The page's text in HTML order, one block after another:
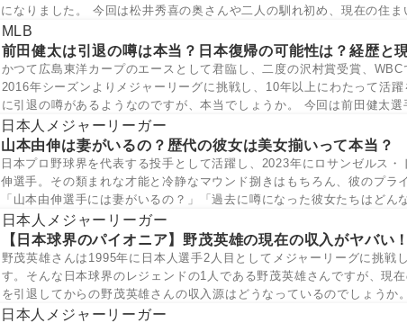
になりました。 今回は松井秀喜の奥さんや二人の馴れ初め、現在の住ま
妻は？ 松...
MLB
前田健太は引退の噂は本当？日本復帰の可能性は？経歴と
かつて広島東洋カープのエースとして君臨し、二度の沢村賞受賞、WBC
2016年シーズンよりメジャーリーグに挑戦し、10年以上にわたって活
に引退の噂があるようなのですが、本当でしょうか。 今回は前田健太選
や現在につい...
日本人メジャーリーガー
山本由伸は妻がいるの？歴代の彼女は美女揃いって本当？
日本プロ野球界を代表する投手として活躍し、2023年にロサンゼルス
伸選手。その類まれな才能と冷静なマウンド捌きはもちろん、彼のプラ
「山本由伸選手には妻がいるの？」「過去に噂になった彼女たちはどん
では絶え...
日本人メジャーリーガー
【日本球界のパイオニア】野茂英雄の現在の収入がヤバい
野茂英雄さんは1995年に日本人選手2人目としてメジャーリーグに挑戦
す。そんな日本球界のレジェンドの1人である野茂英雄さんですが、現
を引退してからの野茂英雄さんの収入源はどうなっているのでしょうか
である野...
日本人メジャーリーガー